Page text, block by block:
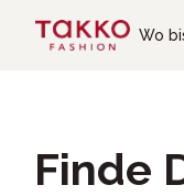
Wo
Finde